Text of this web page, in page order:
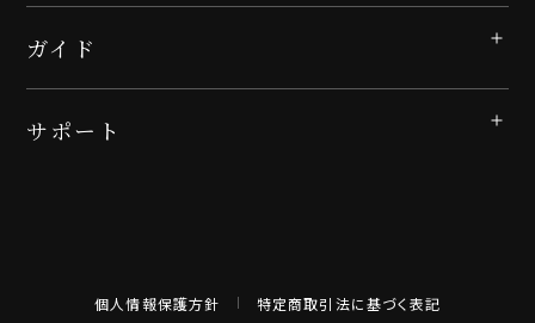
ガイド
サポート
個人情報保護方針 特定商取引法に基づく表記